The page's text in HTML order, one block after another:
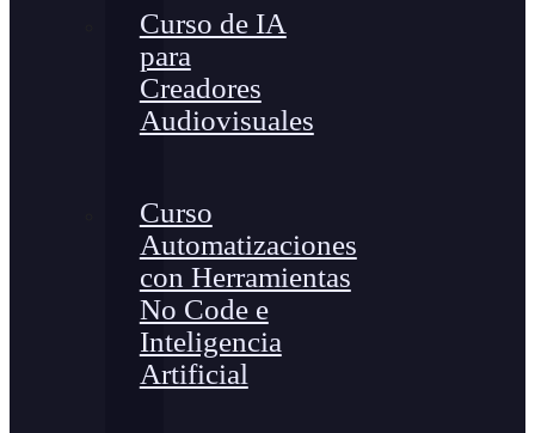
Curso de IA
para
Creadores
Audiovisuales
Curso
Automatizaciones
con Herramientas
No Code e
Inteligencia
Artificial